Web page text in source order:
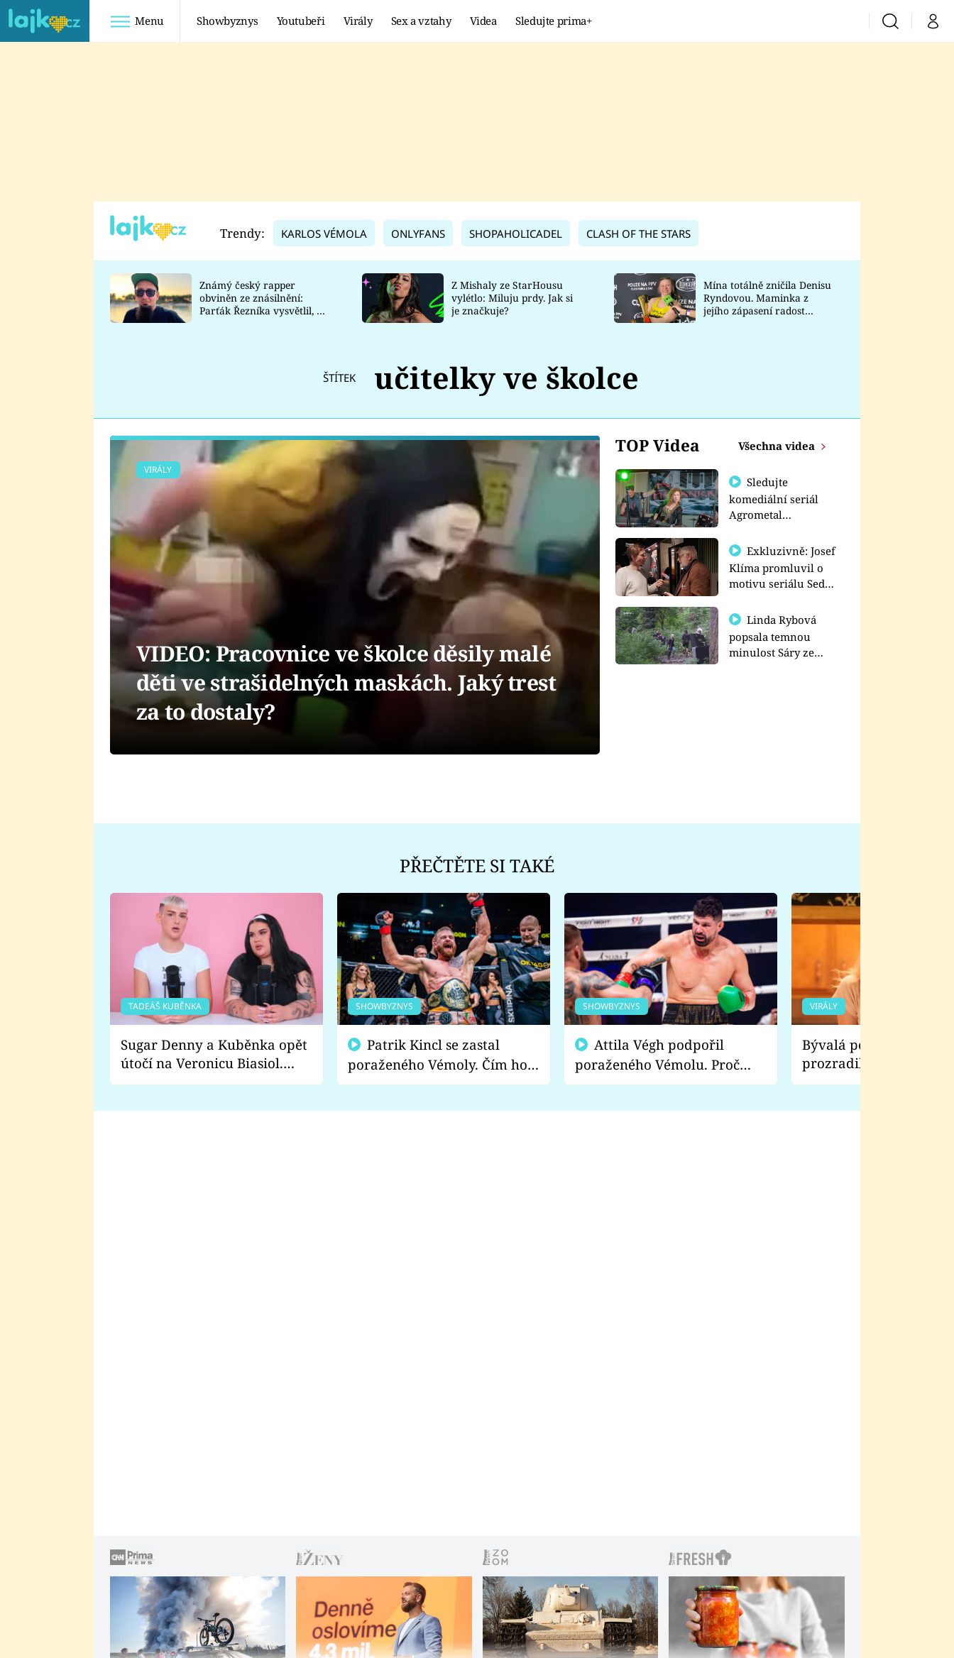
Menu Showbyznys Youtubeři Virály Sex a vztahy Videa Sledujte prima+ VyhledáváníMůj
TADEÁŠ KUBĚNKA
DATEL
Prima Lajk
Sledujte nás
Trendy: KARLOS VÉMOLA ONLYFANS SHOPAHOLICADEL CLASH OF THE STARS
Známý český rapper
obviněn ze znásilnění:
Parťák Řezníka vysvětlil, co
Z Mishaly ze StarHousu
vylétlo: Miluju prdy. Jak si
je značkuje?
Mína totálně zničila Denisu
Ryndovou. Maminka z
jejího zápasení radost
ŠTÍTEK učitelky ve školce
TOP Videa Všechna videa
Sledujte
komediální seriál
Agrometal
prima+
Exkluzivně: Josef
Klíma promluvil o
motivu seriálu Sedm
Linda Rybová
popsala temnou
minulost Sáry ze
VIRÁLY
VIDEO: Pracovnice ve školce děsily malé
děti ve strašidelných maskách. Jaký trest
za to dostaly?
PŘEČTĚTE SI TAKÉ
TADEÁŠ KUBĚNKA
Sugar Denny a Kuběnka opět
útočí na Veronicu Biasiol.
Proč je podle nich falešná a
SHOWBYZNYS
poraženého Vémoly. Čím ho
fanoušci naštvali?
SHOWBYZNYS
poraženého Vémolu. Proč
chce raději zápasit s ním než
VIRÁLY
Bývalá pornoherečka
prozradila, co ji
natáčení Euforie.